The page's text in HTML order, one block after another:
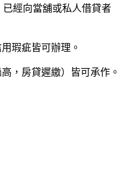
經向當舖或私人借貸者
瑕疵皆可辦理。
，房貸遲繳）皆可承作。